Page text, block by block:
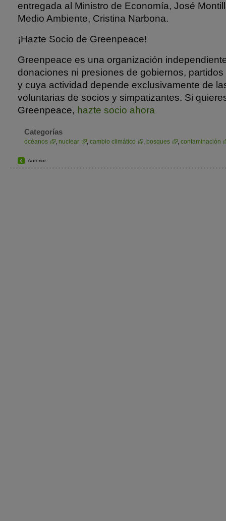
entregada al Ministro de Economía, José
Medio Ambiente, Cristina Narbona.
¡Hazte Socio de Greenpeace!
Greenpeace es una organización
donaciones ni presiones de gobiernos,
y cuya actividad depende exclusivamente de
voluntarias de socios y simpatizantes. Si
Greenpeace, hazte socio ahora
Categorías
océanos , nuclear , cambio climático , bosques , contaminación
Anterior